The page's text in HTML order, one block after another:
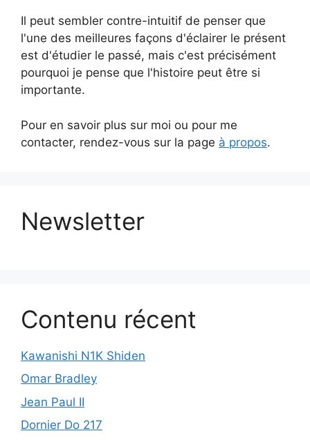
Il peut sembler contre-intuitif de penser que
l'une des meilleures façons d'éclairer le présent
est d'étudier le passé, mais c'est précisément
pourquoi je pense que l'histoire peut être si
importante.
Pour en savoir plus sur moi ou pour me
contacter, rendez-vous sur la page à propos.
Newsletter
Contenu récent
Kawanishi N1K Shiden
Omar Bradley
Jean Paul II
Dornier Do 217